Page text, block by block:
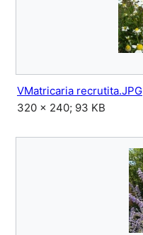
VMatricaria recrutita.JPG
320 × 240; 93 KB